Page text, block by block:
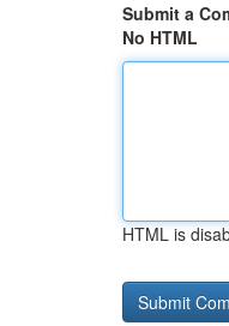
Submit a
No HTML
HTML is